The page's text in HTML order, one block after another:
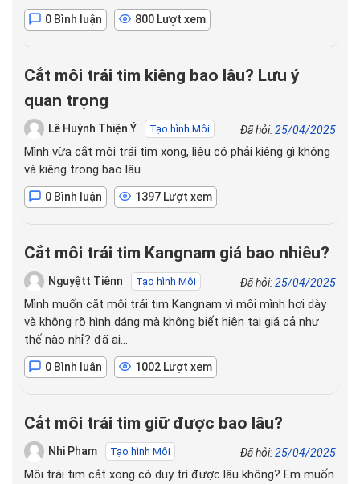
0 Bình luận 800 Lượt xem
Cắt môi trái tim kiêng bao lâu? Lưu ý
quan trọng
Lê Huỳnh Thiện Ý Tạo hình Môi Đã hỏi:25/04/2025
Mình vừa cắt môi trái tim xong, liệu có phải kiêng gì không
và kiêng trong bao lâu
0 Bình luận 1397 Lượt xem
Cắt môi trái tim Kangnam giá bao nhiêu?
Nguyệtt Tiênn Tạo hình Môi Đã hỏi:25/04/2025
Mình muốn cắt môi trái tim Kangnam vì môi mình hơi dày
và không rõ hình dáng mà không biết hiện tại giá cả như
thế nào nhỉ? đã ai…
0 Bình luận 1002 Lượt xem
Cắt môi trái tim giữ được bao lâu?
Nhi Pham Tạo hình Môi Đã hỏi:25/04/2025
Môi trái tim cắt xong có duy trì được lâu không? Em muốn